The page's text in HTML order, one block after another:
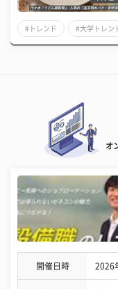
#トレンド #大学トレン
オ
開催日時 2026